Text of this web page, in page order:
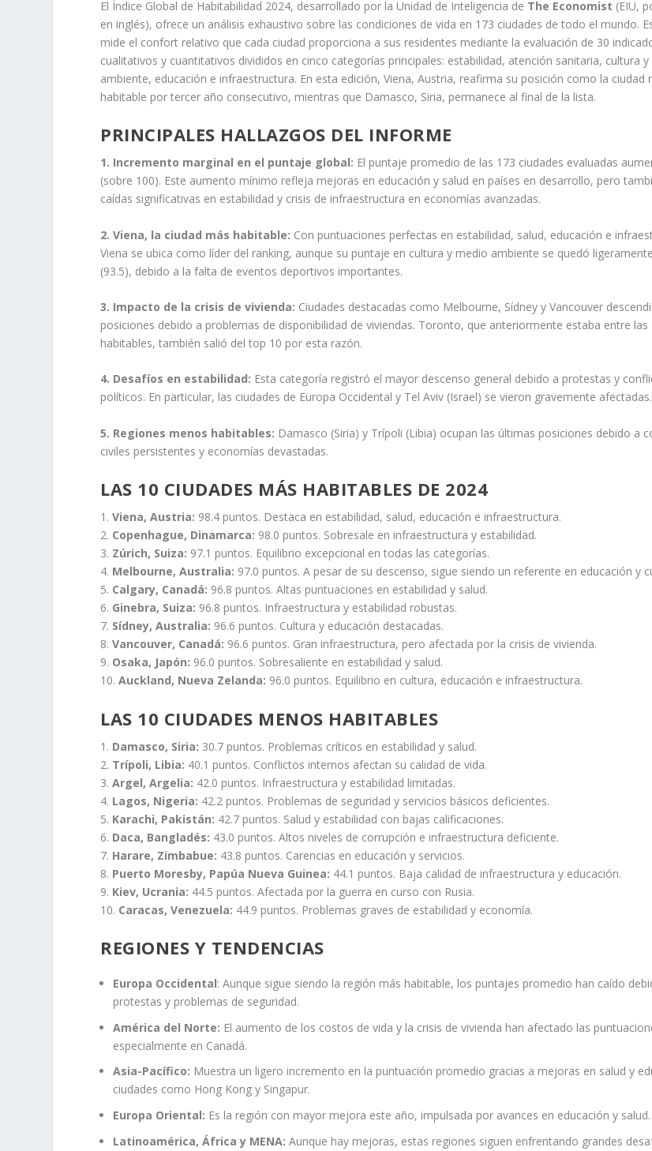
El Índice Global de Habitabilidad 2024, desarrollado por la Unidad de Inteligencia de The Economist (EIU,
en inglés), ofrece un análisis exhaustivo sobre las condiciones de vida en 173 ciudades de todo el mundo.
mide el confort relativo que cada ciudad proporciona a sus residentes mediante la evaluación de 30
cualitativos y cuantitativos divididos en cinco categorías principales: estabilidad, atención sanitaria, cultura
ambiente, educación e infraestructura. En esta edición, Viena, Austria, reafirma su posición como la ciudad
habitable por tercer año consecutivo, mientras que Damasco, Siria, permanece al final de la lista.
PRINCIPALES HALLAZGOS DEL INFORME
1. Incremento marginal en el puntaje global: El puntaje promedio de las 173 ciudades evaluadas
(sobre 100). Este aumento mínimo refleja mejoras en educación y salud en países en desarrollo, pero
caídas significativas en estabilidad y crisis de infraestructura en economías avanzadas.
2. Viena, la ciudad más habitable: Con puntuaciones perfectas en estabilidad, salud, educación e
Viena se ubica como líder del ranking, aunque su puntaje en cultura y medio ambiente se quedó
(93.5), debido a la falta de eventos deportivos importantes.
3. Impacto de la crisis de vivienda: Ciudades destacadas como Melbourne, Sídney y Vancouver
posiciones debido a problemas de disponibilidad de viviendas. Toronto, que anteriormente estaba entre las
habitables, también salió del top 10 por esta razón.
4. Desafíos en estabilidad: Esta categoría registró el mayor descenso general debido a protestas y
políticos. En particular, las ciudades de Europa Occidental y Tel Aviv (Israel) se vieron gravemente afectadas.
5. Regiones menos habitables: Damasco (Siria) y Trípoli (Libia) ocupan las últimas posiciones debido a
civiles persistentes y economías devastadas.
LAS 10 CIUDADES MÁS HABITABLES DE 2024
1. Viena, Austria: 98.4 puntos. Destaca en estabilidad, salud, educación e infraestructura.
2. Copenhague, Dinamarca: 98.0 puntos. Sobresale en infraestructura y estabilidad.
3. Zúrich, Suiza: 97.1 puntos. Equilibrio excepcional en todas las categorías.
4. Melbourne, Australia: 97.0 puntos. A pesar de su descenso, sigue siendo un referente en educación y
5. Calgary, Canadá: 96.8 puntos. Altas puntuaciones en estabilidad y salud.
6. Ginebra, Suiza: 96.8 puntos. Infraestructura y estabilidad robustas.
7. Sídney, Australia: 96.6 puntos. Cultura y educación destacadas.
8.Vancouver, Canadá: 96.6 puntos. Gran infraestructura, pero afectada por la crisis de vivienda.
9. Osaka, Japón: 96.0 puntos. Sobresaliente en estabilidad y salud.
10.Auckland, Nueva Zelanda: 96.0 puntos. Equilibrio en cultura, educación e infraestructura.
LAS 10 CIUDADES MENOS HABITABLES
1. Damasco, Siria: 30.7 puntos. Problemas críticos en estabilidad y salud.
2. Trípoli, Libia: 40.1 puntos. Conflictos internos afectan su calidad de vida.
3.Argel, Argelia: 42.0 puntos. Infraestructura y estabilidad limitadas.
4. Lagos, Nigeria: 42.2 puntos. Problemas de seguridad y servicios básicos deficientes.
5. Karachi, Pakistán: 42.7 puntos. Salud y estabilidad con bajas calificaciones.
6. Daca, Bangladés: 43.0 puntos. Altos niveles de corrupción e infraestructura deficiente.
7. Harare, Zimbabue: 43.8 puntos. Carencias en educación y servicios.
8. Puerto Moresby, Papúa Nueva Guinea: 44.1 puntos. Baja calidad de infraestructura y educación.
9. Kiev, Ucrania: 44.5 puntos. Afectada por la guerra en curso con Rusia.
10. Caracas, Venezuela: 44.9 puntos. Problemas graves de estabilidad y economía.
REGIONES Y TENDENCIAS
Europa Occidental: Aunque sigue siendo la región más habitable, los puntajes promedio han caído
protestas y problemas de seguridad.
América del Norte: El aumento de los costos de vida y la crisis de vivienda han afectado las
especialmente en Canadá.
Asia-Pacífico: Muestra un ligero incremento en la puntuación promedio gracias a mejoras en salud y
ciudades como Hong Kong y Singapur.
Europa Oriental: Es la región con mayor mejora este año, impulsada por avances en educación y salud.
Latinoamérica, África y MENA: Aunque hay mejoras, estas regiones siguen enfrentando grandes